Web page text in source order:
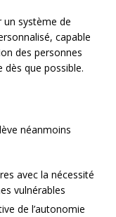
un système de
capable
des personnes
que possible.
néanmoins
avec la nécessité
vulnérables
de l’autonomie